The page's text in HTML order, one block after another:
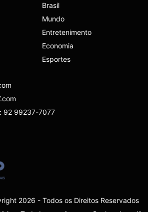
Brasil
Mundo
Entretenimento
Economia
Esportes
92 99237-7077
2026 - Todos os Direitos Reservados